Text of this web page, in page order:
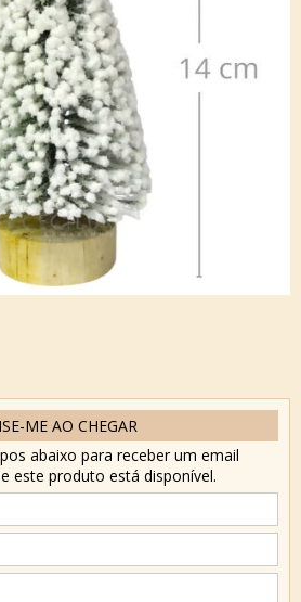
ME AO CHEGAR
abaixo para receber um email
este produto está disponível.